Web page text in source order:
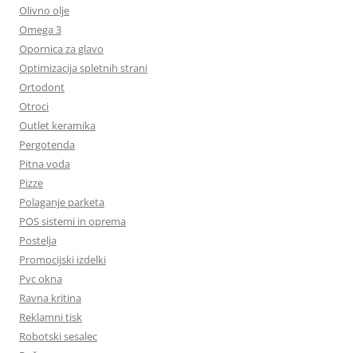
Olivno olje
Omega 3
Opornica za glavo
Optimizacija spletnih strani
Ortodont
Otroci
Outlet keramika
Pergotenda
Pitna voda
Pizze
Polaganje parketa
POS sistemi in oprema
Postelja
Promocijski izdelki
Pvc okna
Ravna kritina
Reklamni tisk
Robotski sesalec